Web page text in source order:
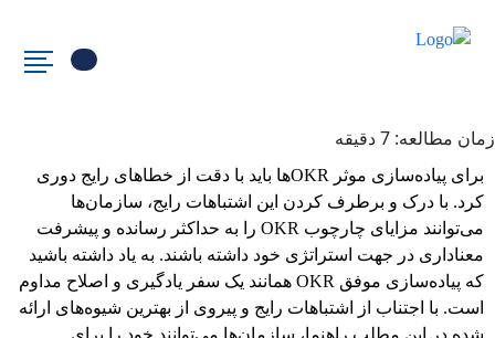
زمان مطالعه: 7دقیقه
برای پیاده‌سازی موثر OKRها باید با دقت از خطاهای رایج دوری
کرد. با درک و برطرف کردن این اشتباهات رایج، سازمان‌ها
می‌توانند مزایای چارچوب OKR را به حداکثر رسانده و پیشرفت
معناداری در جهت استراتژی خود داشته باشند. به یاد داشته باشید
که پیاده‌سازی موفق OKR همانند یک سفر یادگیری و اصلاح مداوم
است. با اجتناب از اشتباهات رایج و پیروی از بهترین شیوه‌های ارائه
شده در این مطلب راهنما، سازمان‌ها می‌توانند خود را برای